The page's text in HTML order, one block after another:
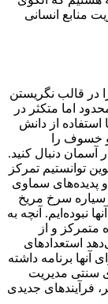
منابع انسانی
در قالب نگریستن
اما متکثر در
استفاده از دانش
خسوف را
آسمان دنبال کنید.
توانستیم تمرکز
پدیده‌های سماوی
سیاره سرخ مریخ
نبوده‌ایم. آنچه به
متمرکز و از
استعدادهای
آنها برنامه داشته
سنتی مدیریت
فرآیندهای جدیدی